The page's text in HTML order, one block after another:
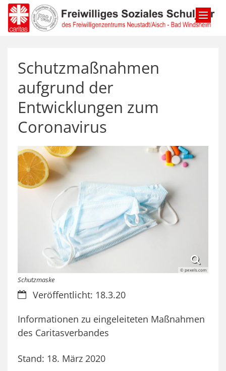
Zum Inhalt springen
Schutzmaßnahmen
aufgrund der
Entwicklungen zum
Coronavirus
© pexels.com
Schutzmaske
Datum:Veröffentlicht: 18.3.20
Informationen zu eingeleiteten Maßnahmen
des Caritasverbandes
Stand: 18. März 2020